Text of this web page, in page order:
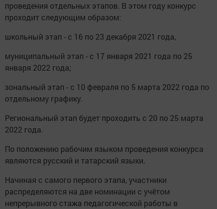
проведения отдельных этапов. В этом году конкурс
проходит следующим образом:
школьный этап - с 16 по 23 декабря 2021 года,
муниципальный этап - с 17 января 2021 года по 25
января 2022 года;
зональный этап - с 10 февраля по 5 марта 2022 года по
отдельному графику.
Региональный этап будет проходить с 20 по 25 марта
2022 года.
По положению рабочим языком проведения конкурса
являются русский и татарский языки.
Начиная с самого первого этапа, участники
распределяются на две номинации с учётом
непрерывного стажа педагогической работы в